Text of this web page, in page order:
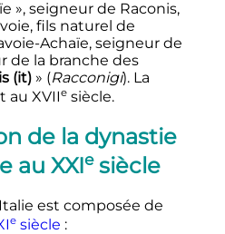
», seigneur de Raconis,
fils naturel de
Achaïe, seigneur de
de la branche des
(it) » (Racconigi). La
au XVIIe siècle.
de la dynastie
au XXIe siècle
est composée de
esiècle :